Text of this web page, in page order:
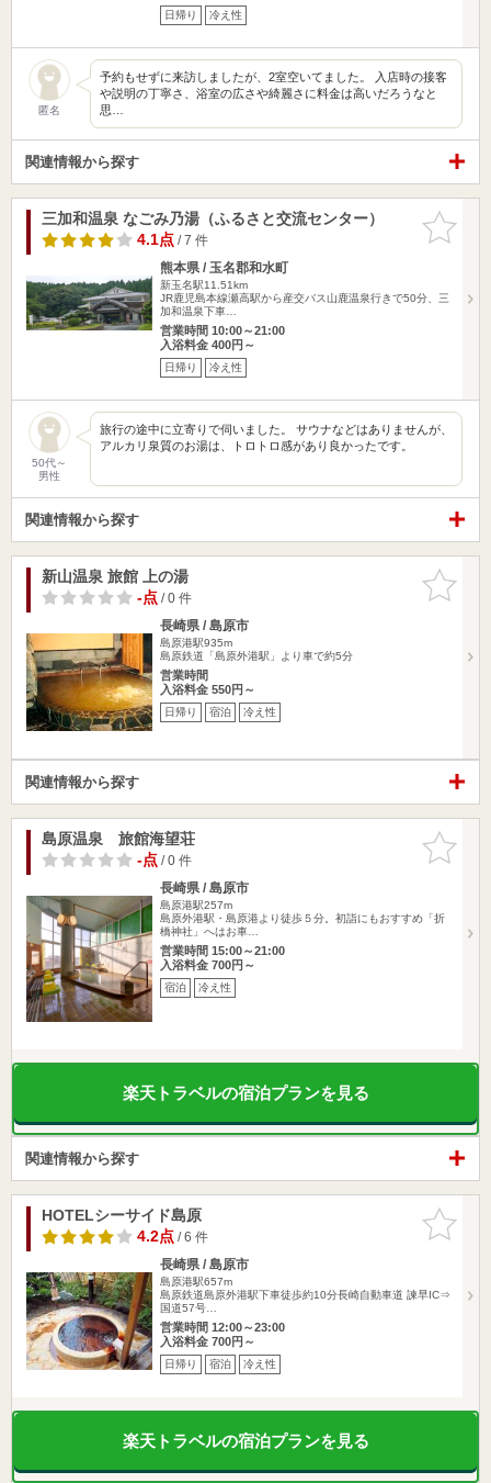
日帰り 冷え性
匿名
予約もせずに来訪しましたが、2室空いてました。 入店時の接客
や説明の丁寧さ、浴室の広さや綺麗さに料金は高いだろうなと
思…
関連情報から探す
お気に入
りに追加
三加和温泉 なごみ乃湯（ふるさと交流センター）
4.1点/ 7 件
熊本県 / 玉名郡和水町
新玉名駅11.51km
JR鹿児島本線瀬高駅から産交バス山鹿温泉行きで50分、三
加和温泉下車…
営業時間 10:00～21:00
入浴料金 400円～
日帰り 冷え性
50代～
男性
旅行の途中に立寄りで伺いました。 サウナなどはありませんが、
アルカリ泉質のお湯は、トロトロ感があり良かったです。
関連情報から探す
お気に入
りに追加
新山温泉 旅館 上の湯
-点/ 0 件
長崎県 / 島原市
島原港駅935m
島原鉄道「島原外港駅」より車で約5分
営業時間
入浴料金 550円～
日帰り 宿泊 冷え性
関連情報から探す
お気に入
りに追加
島原温泉 旅館海望荘
-点/ 0 件
長崎県 / 島原市
島原港駅257m
島原外港駅・島原港より徒歩５分。初詣にもおすすめ「折
橋神社」へはお車…
営業時間 15:00～21:00
入浴料金 700円～
宿泊 冷え性
楽天トラベルの宿泊プランを見る
関連情報から探す
お気に入
りに追加
HOTELシーサイド島原
4.2点/ 6 件
長崎県 / 島原市
島原港駅657m
島原鉄道島原外港駅下車徒歩約10分長崎自動車道 諫早IC⇒
国道57号…
営業時間 12:00～23:00
入浴料金 700円～
日帰り 宿泊 冷え性
楽天トラベルの宿泊プランを見る